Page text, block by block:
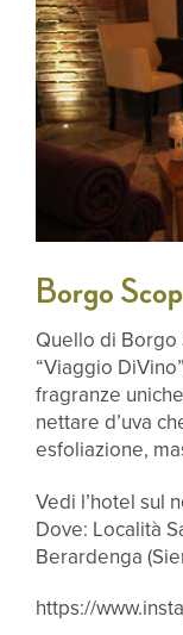
Borgo
Quello di Borgo
“Viaggio
fragranze
nettare d’uva
esfoliazione,
Vedi l’hotel sul
Dove: Località
Berardenga
https://